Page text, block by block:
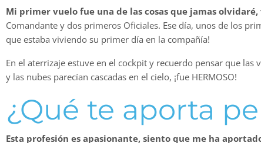
Mi primer vuelo fue una de las cosas que jamas olvidaré,
Comandante y dos primeros Oficiales. Ese día, unos de los
que estaba viviendo su primer día en la compañía!
En el aterrizaje estuve en el cockpit y recuerdo pensar que
y las nubes parecían cascadas en el cielo, ¡fue HERMOSO!
¿Qué te aporta
Esta profesión es apasionante, siento que me ha